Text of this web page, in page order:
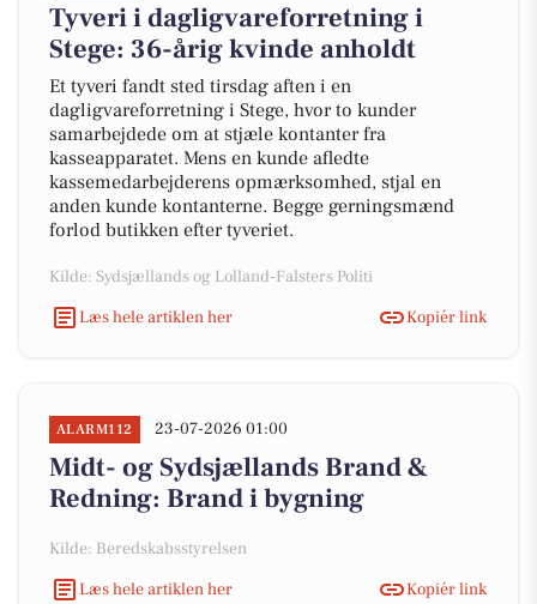
Tyveri i dagligvareforretning i
Stege: 36-årig kvinde anholdt
Et tyveri fandt sted tirsdag aften i en
dagligvareforretning i Stege, hvor to kunder
samarbejdede om at stjæle kontanter fra
kasseapparatet. Mens en kunde afledte
kassemedarbejderens opmærksomhed, stjal en
anden kunde kontanterne. Begge gerningsmænd
forlod butikken efter tyveriet.
Kilde: Sydsjællands og Lolland-Falsters Politi
Læs hele artiklen her
Kopiér link
ALARM112 23-07-2026 01:00
Midt- og Sydsjællands Brand &
Redning: Brand i bygning
Kilde: Beredskabsstyrelsen
Læs hele artiklen her
Kopiér link